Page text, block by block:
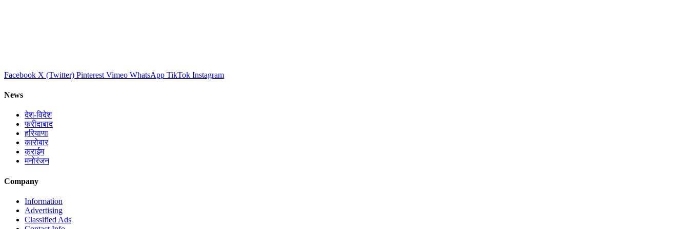
Facebook X (Twitter) Pinterest Vimeo WhatsApp TikTok Instagram
News
देश-विदेश
फरीदाबाद
हरियाणा
कारोबार
क्राईम
मनोरंजन
Company
Information
Advertising
Classified Ads